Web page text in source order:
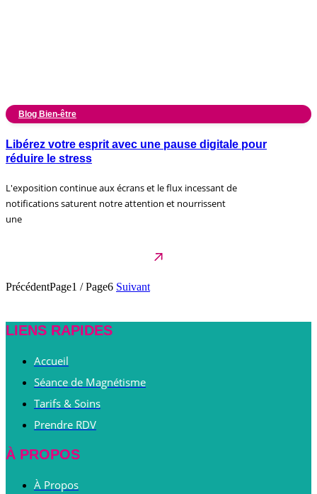
Blog Bien-être
Libérez votre esprit avec une pause digitale pour
réduire le stress
L'exposition continue aux écrans et le flux incessant de
notifications saturent notre attention et nourrissent
une
PrécédentPage1 / Page6 Suivant
LIENS RAPIDES
Accueil
Séance de Magnétisme
Tarifs & Soins
Prendre RDV
À PROPOS
À Propos